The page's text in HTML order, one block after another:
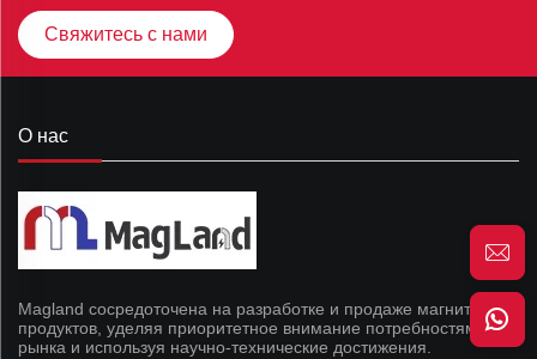
Свяжитесь с нами
О нас
Magland сосредоточена на разработке и продаже магнитных
продуктов, уделяя приоритетное внимание потребностям
рынка и используя научно-технические достижения.